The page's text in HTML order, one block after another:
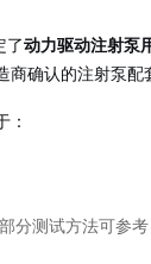
了动力驱动注射泵
确认的注射泵配
：
分测试方法可参考